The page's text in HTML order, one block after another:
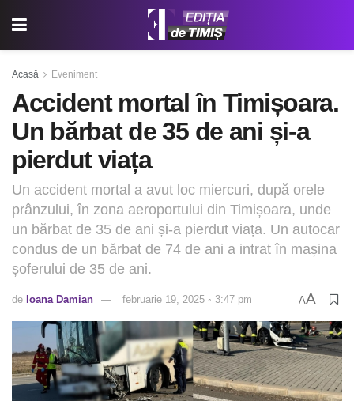
Acasă Eveniment
Accident mortal în Timișoara.
Un bărbat de 35 de ani și-a
pierdut viața
Un accident mortal a avut loc miercuri, după orele
prânzului, în zona aeroportului din Timișoara, unde
un bărbat de 35 de ani și-a pierdut viața. Un autocar
condus de un bărbat de 74 de ani a intrat în mașina
șoferului de 35 de ani.
de Ioana Damian februarie 19, 2025 ◦ 3:47 pm AA